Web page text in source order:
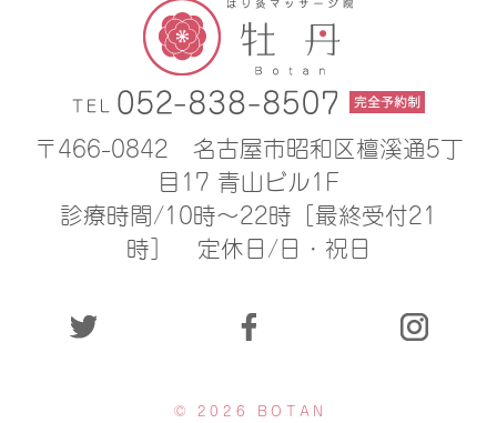
〒466-0842
名古屋市昭和区檀溪通5丁
目17 青山ビル1F
診療時間/10時〜22時［最終受付21
時］
定休日/日・祝日
© 2026 BOTAN